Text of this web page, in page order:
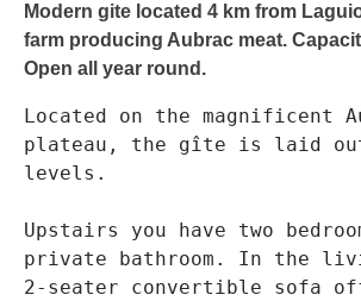
Modern gite located 4 km from
farm producing Aubrac meat.
Open all year round.
Located on the magnificent
plateau, the gîte is laid
levels.
Upstairs you have two
private bathroom. In the
2-seater convertible sofa